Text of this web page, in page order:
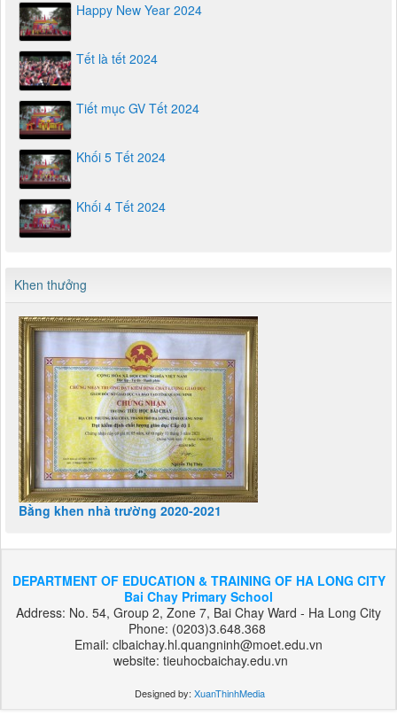
Happy New Year 2024
Tết là tết 2024
Tiết mục GV Tết 2024
Khối 5 Tết 2024
Khối 4 Tết 2024
Khen thưởng
Bằng khen nhà trường 2020-2021
DEPARTMENT OF EDUCATION & TRAINING OF HA LONG CITY
Bai Chay Primary School
Address: No. 54, Group 2, Zone 7, Bai Chay Ward - Ha Long City
Phone: (0203)3.648.368
Email: clbaichay.hl.quangninh@moet.edu.vn
website: tieuhocbaichay.edu.vn
Designed by: XuanThinhMedia
بت